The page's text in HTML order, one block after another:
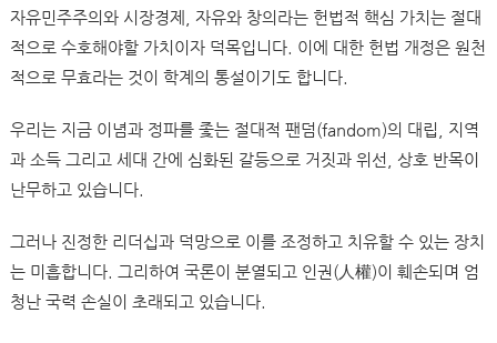
자유민주주의와 시장경제, 자유와 창의라는 헌법적 핵심 가치는 절대
적으로 수호해야할 가치이자 덕목입니다. 이에 대한 헌법 개정은 원천
적으로 무효라는 것이 학계의 통설이기도 합니다.
우리는 지금 이념과 정파를 좇는 절대적 팬덤(fandom)의 대립, 지역
과 소득 그리고 세대 간에 심화된 갈등으로 거짓과 위선, 상호 반목이
난무하고 있습니다.
그러나 진정한 리더십과 덕망으로 이를 조정하고 치유할 수 있는 장치
는 미흡합니다. 그리하여 국론이 분열되고 인권(人權)이 훼손되며 엄
청난 국력 손실이 초래되고 있습니다.